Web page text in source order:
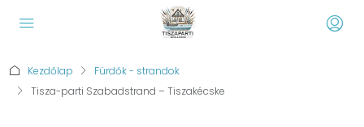
Kezdőlap
Fürdők - strandok
Tisza-parti Szabadstrand – Tiszakécske